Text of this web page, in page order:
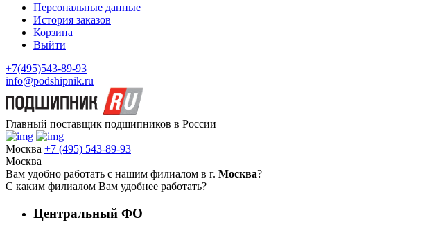
Персональные данные
История заказов
Корзина
Выйти
+7(495)543-89-93
info@podshipnik.ru
Главный поставщик подшипников в России
Москва +7 (495) 543-89-93
Москва
Вам удобно работать с нашим филиалом в г. Москва?
С каким филиалом Вам удобнее работать?
Центральный ФО